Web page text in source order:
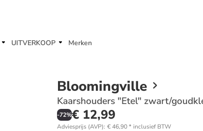
UITVERKOOP Merken
Bloomingville
Kaarshouders "Etel" zwart/
-72%€ 12,99
Adviesprijs (AVP): € 46,90* inclusief BTW